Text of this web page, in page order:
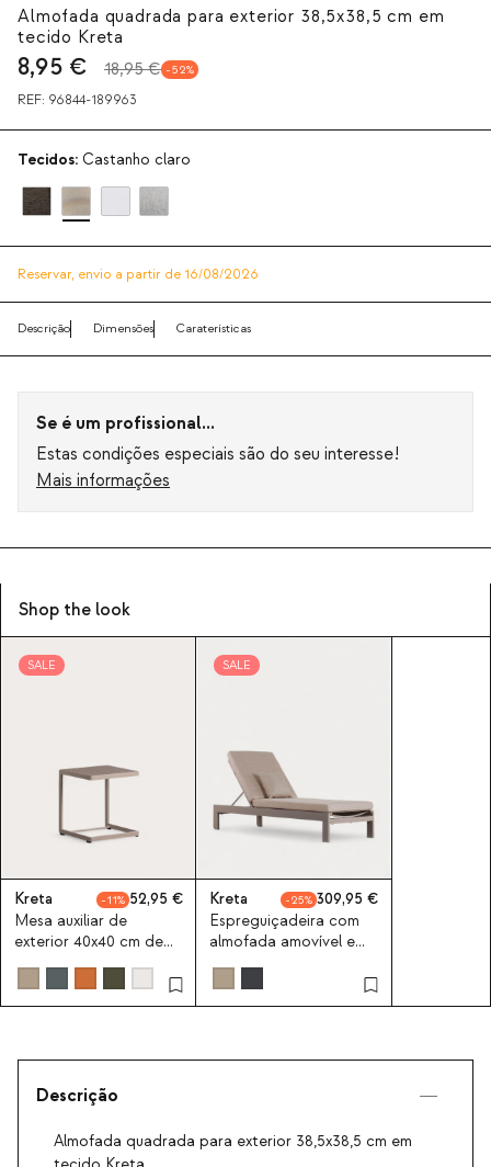
Almofada quadrada para exterior 38,5x38,5 cm em
tecido Kreta
8,95 € 18,95 € 52
REF: 96844-189963
Tecidos: Castanho claro
Reservar, envio a partir de 16/08/2026
Descrição Dimensões Caraterísticas
Se é um profissional...
Estas condições especiais são do seu interesse!
Mais informações
Shop the look
SALE
Kreta 11
52,95
Mesa auxiliar de
exterior 40x40 cm de
aluminio Kreta Colours
SALE
Kreta 25
309,95
Espreguiçadeira com
almofada amovível e
almofada quadrada
Descrição
Almofada quadrada para exterior 38,5x38,5 cm em